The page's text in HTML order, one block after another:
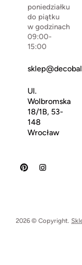
poniedziałku
do piątku
w godzinach
09:00-
15:00
Ul.
Wolbromska
18/1B, 53-
148
Wrocław
2026 © Copyright.